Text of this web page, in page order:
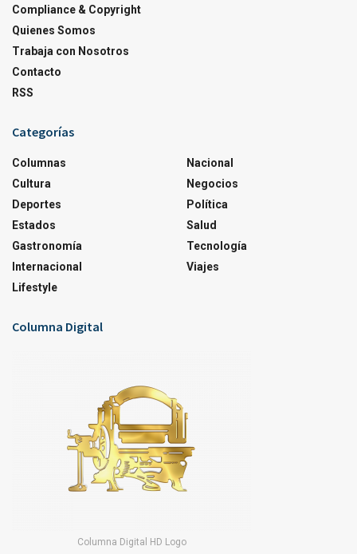
Compliance & Copyright
Quienes Somos
Trabaja con Nosotros
Contacto
RSS
Categorías
Columnas
Cultura
Deportes
Estados
Gastronomía
Internacional
Lifestyle
Nacional
Negocios
Política
Salud
Tecnología
Viajes
Columna Digital
Columna Digital HD Logo